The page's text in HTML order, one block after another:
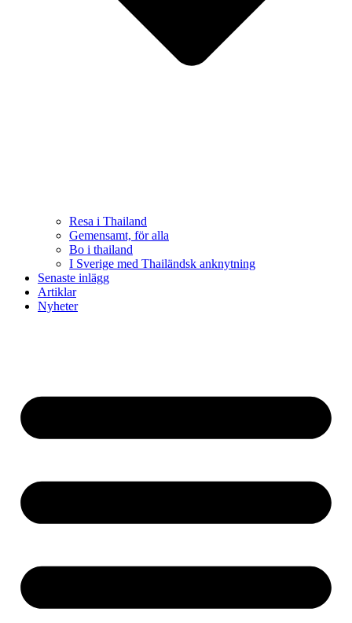
Resa i Thailand
Gemensamt, för alla
Bo i thailand
I Sverige med Thailändsk anknytning
Senaste inlägg
Artiklar
Nyheter